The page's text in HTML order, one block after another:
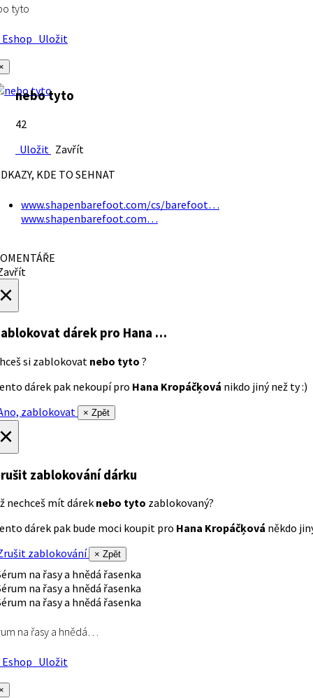
tyto
Uložit
nebo tyto
42
Uložit Zavřít
KDE TO SEHNAT
www.shapenbarefoot.com/cs/barefoot…
www.shapenbarefoot.com…
dárek pro Hana …
si zablokovat nebo tyto ?
dárek pak nekoupí pro Hana Kropáčķová nikdo jiný než ty :)
zablokovat
× Zpět
zablokování dárku
nechceš mít dárek nebo tyto zablokovaný?
dárek pak bude moci koupit pro Hana Kropáčķová někdo
zablokování
× Zpět
na řasy a hnědá…
Uložit